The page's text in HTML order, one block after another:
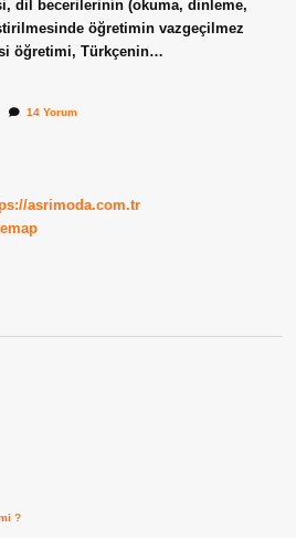
dil becerilerinin (okuma, dinleme,
öğretimin vazgeçilmez
öğretimi, Türkçenin…
14 Yorum
asrimoda.com.tr
?